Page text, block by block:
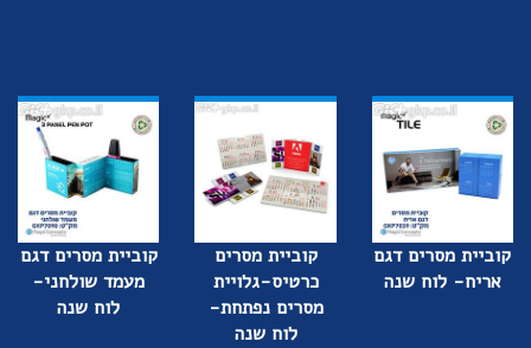
קוביית מסרים דגם
אריח- לוח שנה
קוביית מסרים
כרטיס-גלויית
מסרים נפתחת-
לוח שנה
קוביית מסרים דגם
מעמד שולחני-
לוח שנה